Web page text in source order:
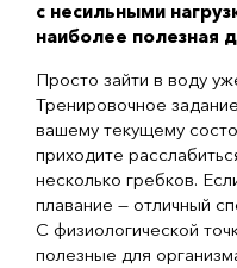
с несильными
наиболее полезная
Просто зайти в воду
Тренировочное
вашему текущему
приходите
несколько гребков.
плавание — отличный
С физиологической
полезные для